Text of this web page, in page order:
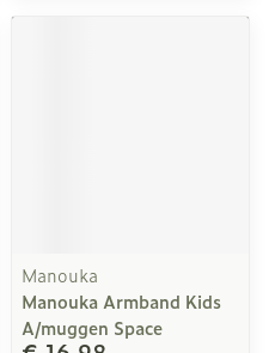
Manouka
Manouka Armband Kids
A/muggen Space